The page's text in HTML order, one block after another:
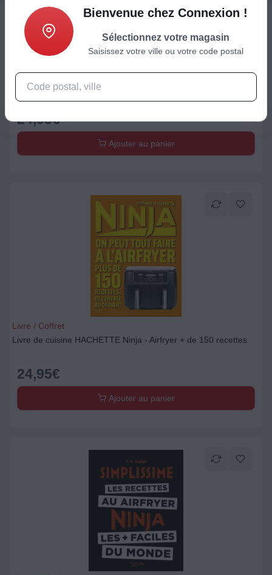
Livre de cuisine DESSAIN ET TOLRA Plat du soir avec Cookeo
Extra Crisp
24,95€
Ajouter au panier
Livre / Coffret
Livre de cuisine HACHETTE Ninja - Airfryer + de 150 recettes
24,95€
Ajouter au panier
Bienvenue chez Connexion !
Sélectionnez votre magasin
Saisissez votre ville ou votre code postal